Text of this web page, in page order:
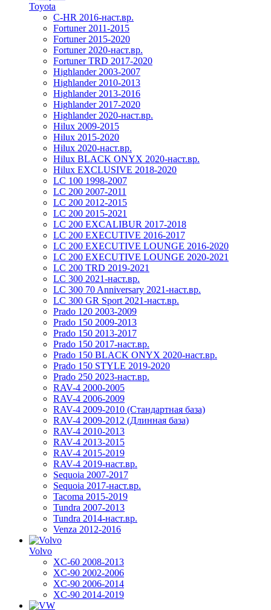
Toyota
C-HR 2016-наст.вр.
Fortuner 2011-2015
Fortuner 2015-2020
Fortuner 2020-наст.вр.
Fortuner TRD 2017-2020
Highlander 2003-2007
Highlander 2010-2013
Highlander 2013-2016
Highlander 2017-2020
Highlander 2020-наст.вр.
Hilux 2009-2015
Hilux 2015-2020
Hilux 2020-наст.вр.
Hilux BLACK ONYX 2020-наст.вр.
Hilux EXCLUSIVE 2018-2020
LC 100 1998-2007
LC 200 2007-2011
LC 200 2012-2015
LC 200 2015-2021
LC 200 EXCALIBUR 2017-2018
LC 200 EXECUTIVE 2016-2017
LC 200 EXECUTIVE LOUNGE 2016-2020
LC 200 EXECUTIVE LOUNGE 2020-2021
LC 200 TRD 2019-2021
LC 300 2021-наст.вр.
LC 300 70 Anniversary 2021-наст.вр.
LC 300 GR Sport 2021-наст.вр.
Prado 120 2003-2009
Prado 150 2009-2013
Prado 150 2013-2017
Prado 150 2017-наст.вр.
Prado 150 BLACK ONYX 2020-наст.вр.
Prado 150 STYLE 2019-2020
Prado 250 2023-наст.вр.
RAV-4 2000-2005
RAV-4 2006-2009
RAV-4 2009-2010 (Стандартная база)
RAV-4 2009-2012 (Длинная база)
RAV-4 2010-2013
RAV-4 2013-2015
RAV-4 2015-2019
RAV-4 2019-наст.вр.
Sequoia 2007-2017
Sequoia 2017-наст.вр.
Tacoma 2015-2019
Tundra 2007-2013
Tundra 2014-наст.вр.
Venza 2012-2016
Volvo
XC-60 2008-2013
XC-90 2002-2006
XC-90 2006-2014
XC-90 2014-2019